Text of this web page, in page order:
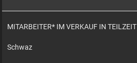
MITARBEITER* IM VERKAUF IN TEILZEIT
Schwaz